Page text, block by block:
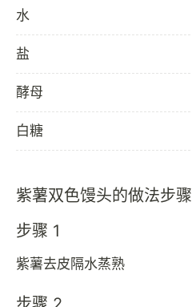
水
盐
酵母
白糖
紫薯双色馒头的做法步骤
步骤 1
紫薯去皮隔水蒸熟